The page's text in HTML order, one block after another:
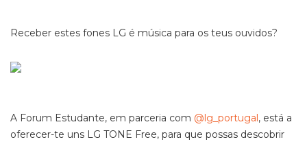
Receber estes fones LG é música para os teus ouvidos?
A Forum Estudante, em parceria com @lg_portugal, está a
oferecer-te uns LG TONE Free, para que possas descobrir